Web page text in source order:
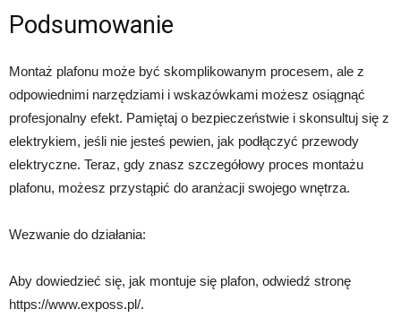
Podsumowanie
Montaż plafonu może być skomplikowanym procesem, ale z
odpowiednimi narzędziami i wskazówkami możesz osiągnąć
profesjonalny efekt. Pamiętaj o bezpieczeństwie i skonsultuj się z
elektrykiem, jeśli nie jesteś pewien, jak podłączyć przewody
elektryczne. Teraz, gdy znasz szczegółowy proces montażu
plafonu, możesz przystąpić do aranżacji swojego wnętrza.
Wezwanie do działania:
Aby dowiedzieć się, jak montuje się plafon, odwiedź stronę
https://www.exposs.pl/.